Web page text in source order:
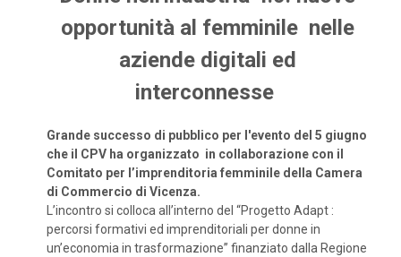
opportunità al femminile nelle
aziende digitali ed
interconnesse
Grande successo di pubblico per l'evento del 5 giugno
che il CPV ha organizzato in collaborazione con il
Comitato per l’imprenditoria femminile della Camera
di Commercio di Vicenza.
L’incontro si colloca all’interno del “Progetto Adapt :
percorsi formativi ed imprenditoriali per donne in
un’economia in trasformazione” finanziato dalla Regione